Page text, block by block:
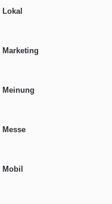
Lokal
Marketing
Meinung
Messe
Mobil